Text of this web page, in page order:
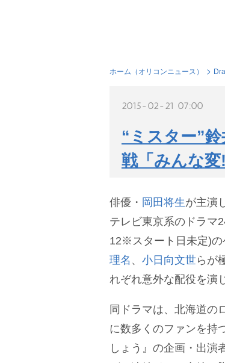
ホーム（オリコンニュース）
2015-02-21 07:00
“ミスター”
戦「みんな変!
俳優・ 岡田将生が主演
テレビ東京系のドラマ
12※スタート日未定)の
理名 、 小日向文世らが
れぞれ意外な配役を演
同ドラマは、北海道の
に数多くのファンを持
しょう』の企画・出演